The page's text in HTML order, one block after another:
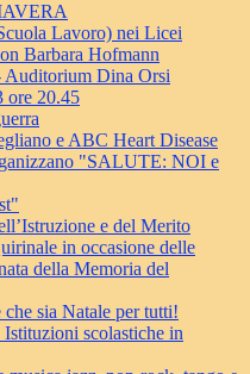
Lavoro) nei Licei
Barbara Hofmann
Dina Orsi
ore 20.45
e ABC Heart Disease
"SALUTE: NOI e
e del Merito
in occasione delle
della Memoria del
sia Natale per tutti!
scolastiche in